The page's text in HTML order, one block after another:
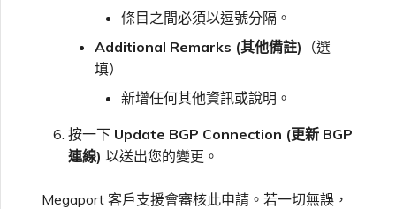
條目之間必須以逗號分隔。
Additional Remarks (其他備註) （選
填）
新增任何其他資訊或說明。
按一下 Update BGP Connection (更新 BGP
連線) 以送出您的變更。
Megaport 客戶支援會審核此申請。若一切無誤，